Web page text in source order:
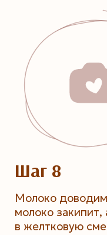
Шаг 8
Молоко
молоко закипит,
в желтковую